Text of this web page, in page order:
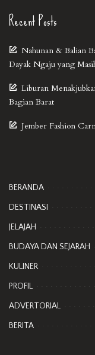
Recent Posts
Nahunan & Balian
Dayak Ngaju yang
Liburan
Bagian Barat
Jember Fashion
BERANDA
DESTINASI
JELAJAH
BUDAYA DAN SEJARAH
KULINER
PROFIL
ADVERTORIAL
BERITA